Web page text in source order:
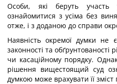
Особи, які беруть
ознайомитися з усіма без
отже, і з доданою до справи
Наявність окремої думки не
законності та обґрунтованості
чи касаційному порядку.
рішення вищестоящий суд
думкою може врахувати її